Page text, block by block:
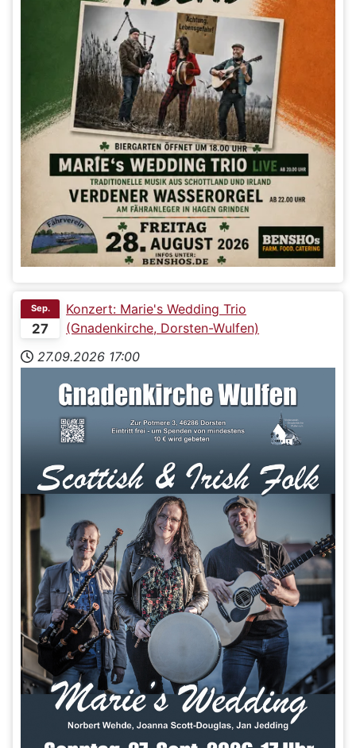
27
Sep.
Konzert: Marie's Wedding Trio
(Gnadenkirche, Dorsten-Wulfen)
27.09.2026 17:00